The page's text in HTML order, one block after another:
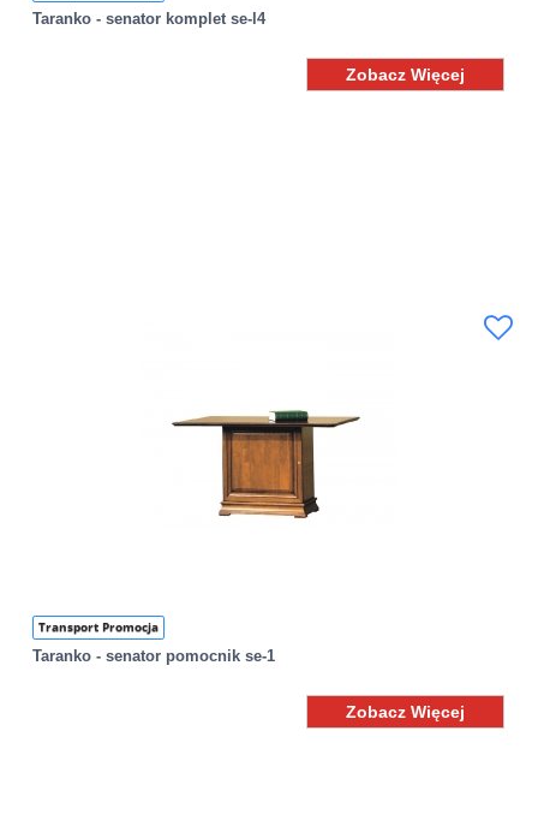
Taranko - senator komplet se-l4
Zobacz Więcej
Transport Promocja
Taranko - senator pomocnik se-1
Zobacz Więcej